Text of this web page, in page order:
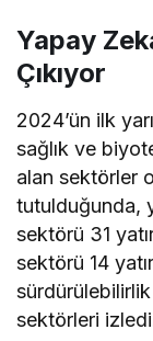
Yapay
Çıkıyor
2024’ün ilk
sağlık ve
alan sektörler
tutulduğunda,
sektörü 31
sektörü 14
sektörleri